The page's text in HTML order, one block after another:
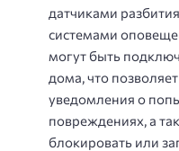
датчиками
системами
могут быть
дома, что
уведомления о
повреждениях, а
блокировать или